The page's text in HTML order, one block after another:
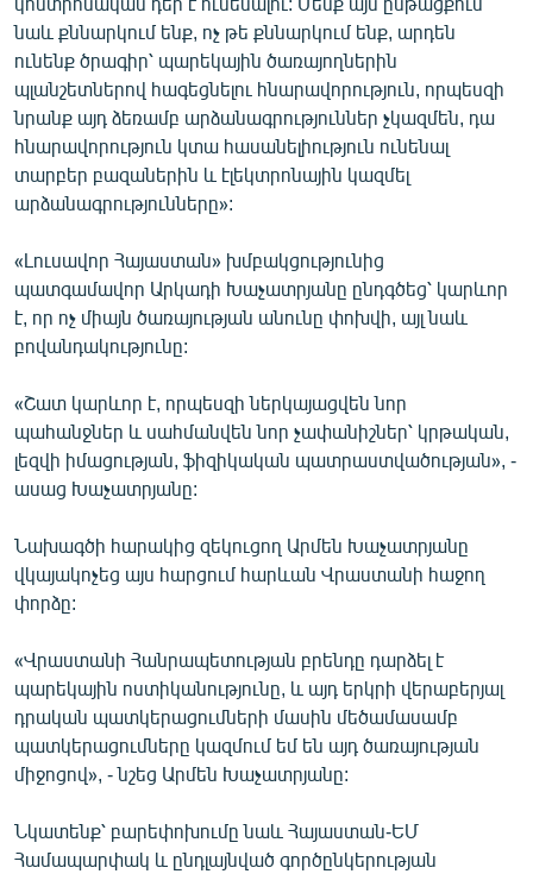
նաև քննարկում ենք, ոչ թե քննարկում ենք, արդեն
ունենք ծրագիր՝ պարեկային ծառայողներին
պլանշետներով հագեցնելու հնարավորություն, որպեսզի
նրանք այդ ձեռամբ արձանագրություններ չկազմեն, դա
հնարավորություն կտա հասանելիություն ունենալ
տարբեր բազաներին և էլեկտրոնային կազմել
արձանագրությունները»:
«Լուսավոր Հայաստան» խմբակցությունից
պատգամավոր Արկադի Խաչատրյանը ընդգծեց՝ կարևոր
է, որ ոչ միայն ծառայության անունը փոխվի, այլ նաև
բովանդակությունը:
«Շատ կարևոր է, որպեսզի ներկայացվեն նոր
պահանջներ և սահմանվեն նոր չափանիշներ՝ կրթական,
լեզվի իմացության, ֆիզիկական պատրաստվածության», -
ասաց Խաչատրյանը:
Նախագծի հարակից զեկուցող Արմեն Խաչատրյանը
վկայակոչեց այս հարցում հարևան Վրաստանի հաջող
փորձը:
«Վրաստանի Հանրապետության բրենդը դարձել է
պարեկային ոստիկանությունը, և այդ երկրի վերաբերյալ
դրական պատկերացումների մասին մեծամասամբ
պատկերացումները կազմում եմ են այդ ծառայության
միջոցով», - նշեց Արմեն Խաչատրյանը:
Նկատենք՝ բարեփոխումը նաև Հայաստան-ԵՄ
Համապարփակ և ընդլայնված գործընկերության